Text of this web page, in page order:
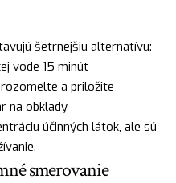
šetrnejšiu alternatívu:
vode 15 minút
a priložite
na obklady
účinných látok, ale sú
smerovanie